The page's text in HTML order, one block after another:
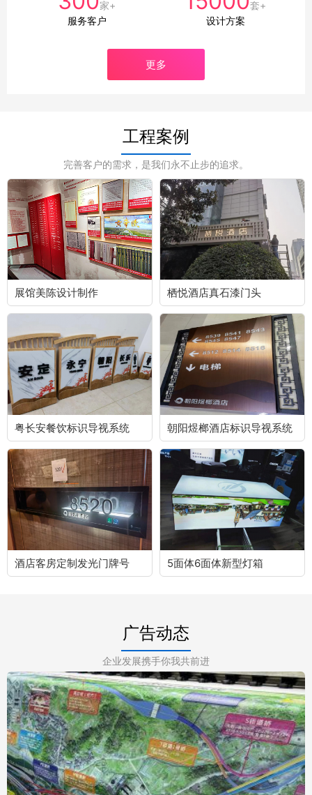
家+
服务客户
套+
设计方案
更多
工程案例
完善客户的需求，是我们永不止步的追求。
展馆美陈设计制作 栖悦酒店真石漆门头
粤长安餐饮标识导视系统 朝阳煜榔酒店标识导视系统
酒店客房定制发光门牌号 5面体6面体新型灯箱
广告动态
企业发展携手你我共前进